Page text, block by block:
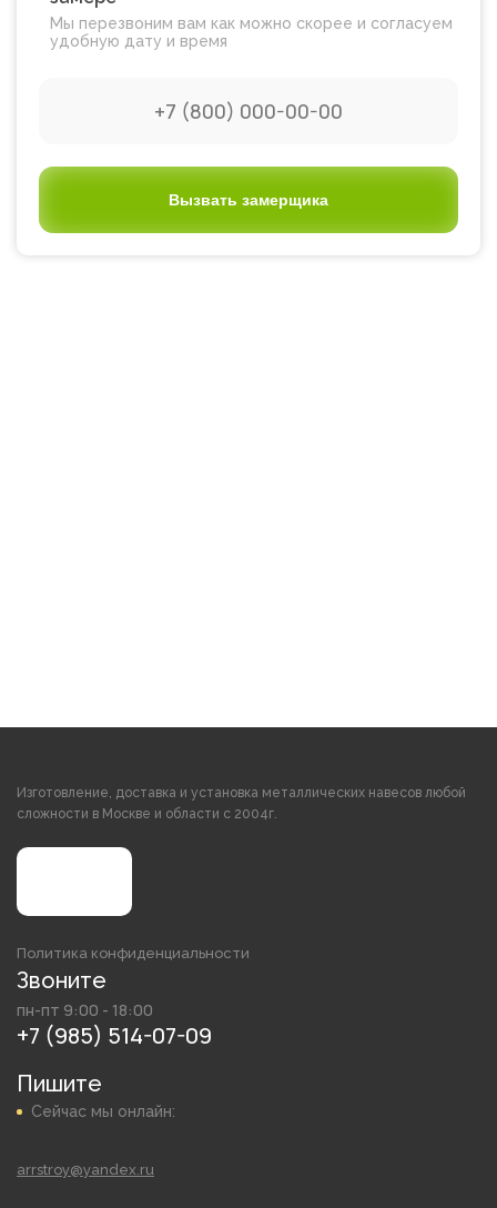
Мы перезвоним вам как можно скорее и согласуем
удобную дату и время
Вызвать замерщика
Изготовление, доставка и установка металлических навесов любой
сложности в Москве и области с 2004г.
Политика конфиденциальности
Звоните
пн-пт 9:00 - 18:00
+7 (985) 514-07-09
Пишите
Сейчас мы онлайн:
arrstroy@yandex.ru